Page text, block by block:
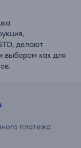
делают
выбором как для
платежа